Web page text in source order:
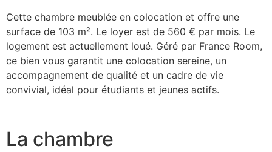
Cette chambre meublée en colocation et offre une
surface de 103 m². Le loyer est de 560 € par mois. Le
logement est actuellement loué. Géré par France Room,
ce bien vous garantit une colocation sereine, un
accompagnement de qualité et un cadre de vie
convivial, idéal pour étudiants et jeunes actifs.
La chambre